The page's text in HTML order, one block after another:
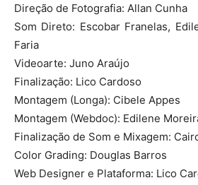
Direção de Fotografia: Allan Cunha
Som Direto: Escobar Franelas,
Faria
Videoarte: Juno Araújo
Finalização: Lico Cardoso
Montagem (Longa): Cibele Appes
Montagem (Webdoc): Edilene
Finalização de Som e Mixagem:
Color Grading: Douglas Barros
Web Designer e Plataforma: Lico